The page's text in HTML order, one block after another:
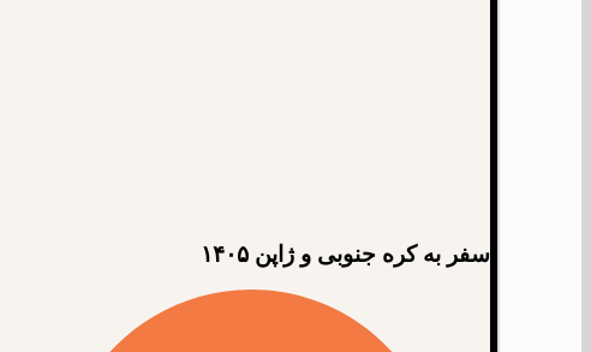
سفر به کره جنوبی و ژاپن ۱۴۰۵